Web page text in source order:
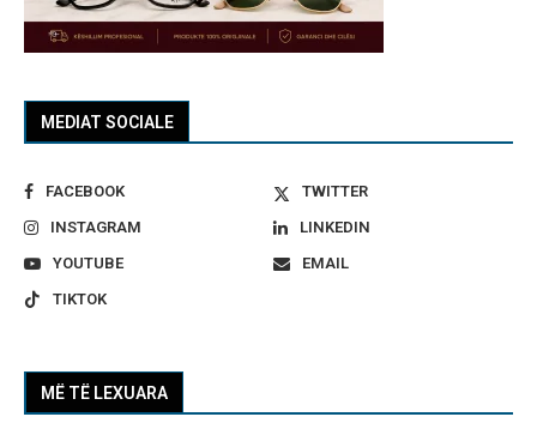
MEDIAT SOCIALE
FACEBOOK
TWITTER
INSTAGRAM
LINKEDIN
YOUTUBE
EMAIL
TIKTOK
MË TË LEXUARA